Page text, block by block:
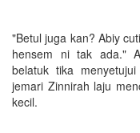
"Betul juga kan? Abiy
hensem ni tak ada."
belatuk tika
jemari Zinnirah laju
kecil.